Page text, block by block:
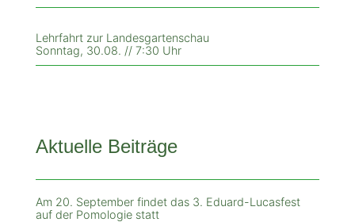
Lehrfahrt zur Landesgartenschau
Sonntag, 30.08. // 7:30 Uhr
Aktuelle Beiträge
Am 20. September findet das 3. Eduard-Lucasfest
auf der Pomologie statt